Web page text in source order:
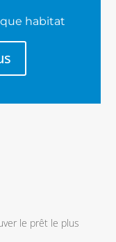
habitat
le prêt le plus